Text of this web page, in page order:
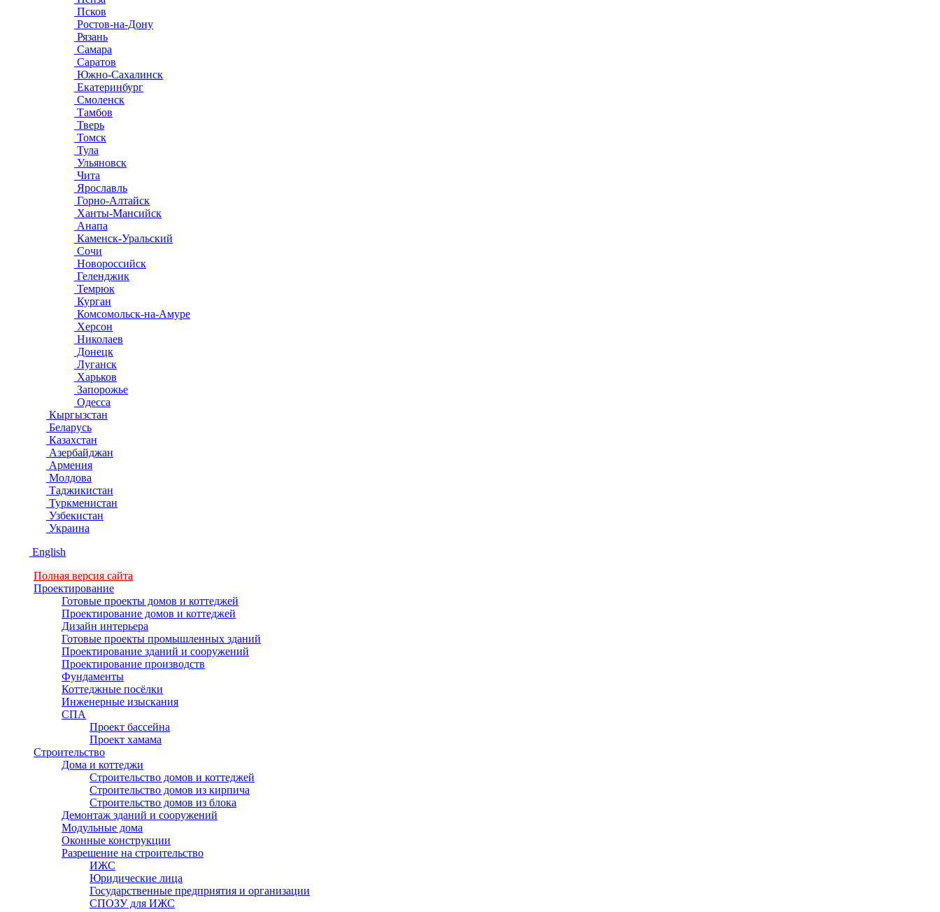
Псков
Ростов-на-Дону
Рязань
Самара
Саратов
Южно-Сахалинск
Екатеринбург
Смоленск
Тамбов
Тверь
Томск
Тула
Ульяновск
Чита
Ярославль
Горно-Алтайск
Ханты-Мансийск
Анапа
Каменск-Уральский
Сочи
Новороссийск
Геленджик
Темрюк
Курган
Комсомольск-на-Амуре
Херсон
Николаев
Донецк
Луганск
Харьков
Запорожье
Одесса
Кыргызстан
Беларусь
Казахстан
Азербайджан
Армения
Молдова
Таджикистан
Туркменистан
Узбекистан
Украина
English
Полная версия сайта
Проектирование
Готовые проекты домов и коттеджей
Проектирование домов и коттеджей
Дизайн интерьера
Готовые проекты промышленных зданий
Проектирование зданий и сооружений
Проектирование производств
Фундаменты
Коттеджные посёлки
Инженерные изыскания
СПА
Проект бассейна
Проект хамама
Строительство
Дома и коттеджи
Строительство домов и коттеджей
Строительство домов из кирпича
Строительство домов из блока
Демонтаж зданий и сооружений
Модульные дома
Оконные конструкции
Разрешение на строительство
ИЖС
Юридические лица
Государственные предприятия и организации
СПОЗУ для ИЖС